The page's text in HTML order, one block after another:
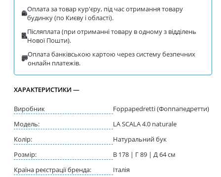
Оплата за товар кур'єру, під час отримання товару
будинку (по Києву і області).
Післяплата (при отриманні товару в одному з відділень
Нової Пошти).
Оплата банківською картою через систему безпечних
онлайн платежів.
ХАРАКТЕРИСТИКИ —
Виробник
Foppapedretti (Фоппапедретти)
Модель:
LA SCALA 4.0 naturale
Колір:
Натуральний бук
Розмір:
В 178 | Г 89 | Д 64 см
Країна реєстрації бренда:
Італія